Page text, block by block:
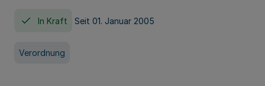
In Kraft Seit 01. Januar 2005
Verordnung